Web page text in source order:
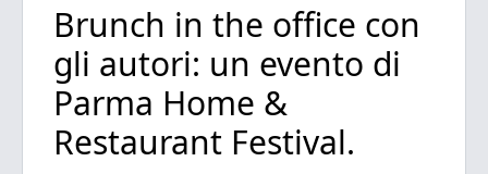
Brunch in the office con
gli autori: un evento di
Parma Home &
Restaurant Festival.